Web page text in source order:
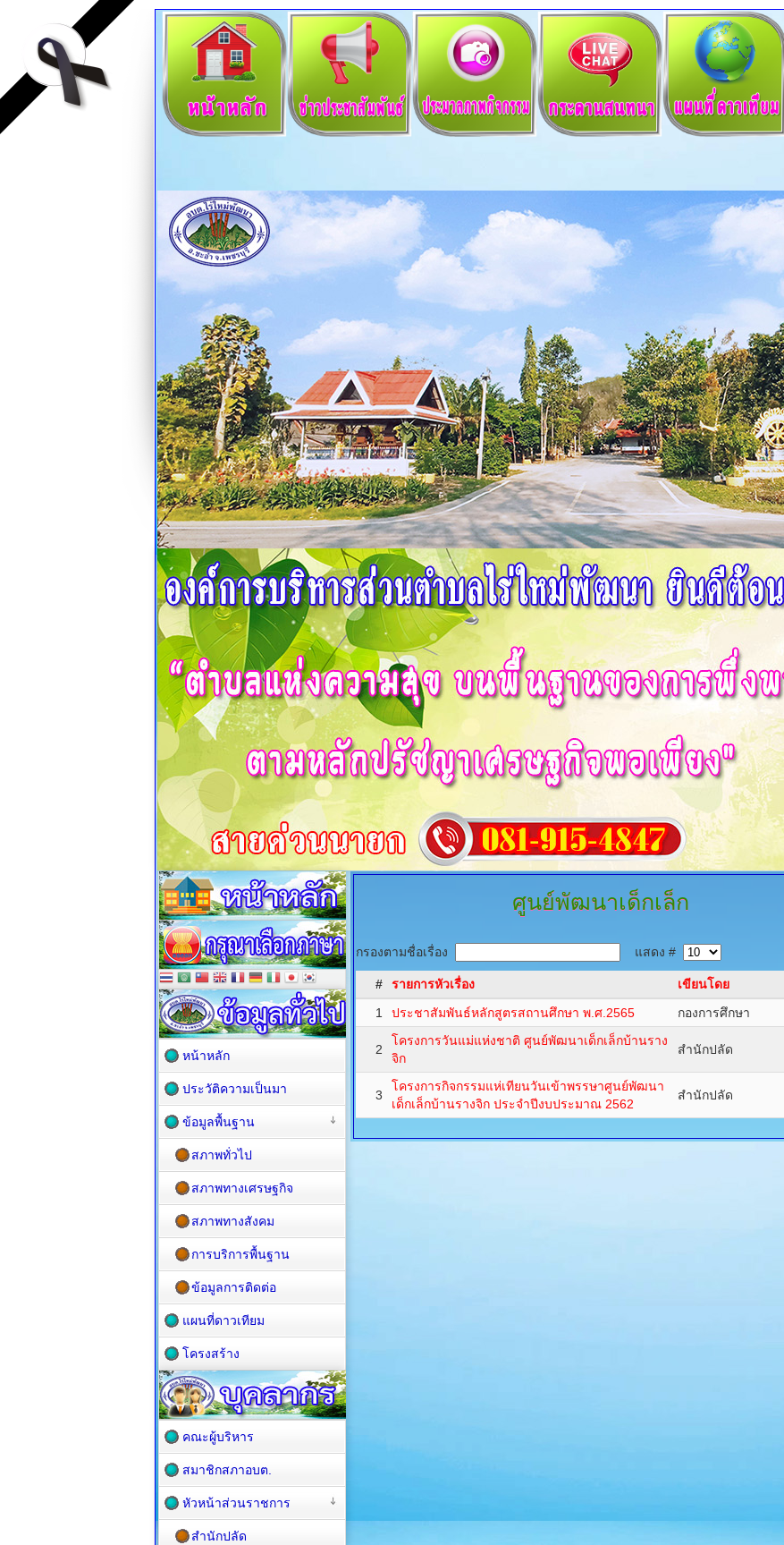
ศูนย์พัฒนาเด็กเล็ก
กรองตามชื่อเรื่อง แสดง #
# รายการหัวเรื่อง เขียนโดย
1
ประชาสัมพันธ์หลักสูตรสถานศึกษา พ.ศ.2565 กองการศึกษา
2
โครงการวันแม่แห่งชาติ ศูนย์พัฒนาเด็กเล็กบ้านราง
จิก
สำนักปลัด
3
โครงการกิจกรรมแห่เทียนวันเข้าพรรษาศูนย์พัฒนา
เด็กเล็กบ้านรางจิก ประจำปีงบประมาณ 2562
สำนักปลัด
หน้าหลัก
ประวัติความเป็นมา
ข้อมูลพื้นฐาน
สภาพทั่วไป
สภาพทางเศรษฐกิจ
สภาพทางสังคม
การบริการพื้นฐาน
ข้อมูลการติดต่อ
แผนที่ดาวเทียม
โครงสร้าง
คณะผู้บริหาร
สมาชิกสภาอบต.
หัวหน้าส่วนราชการ
สำนักปลัด